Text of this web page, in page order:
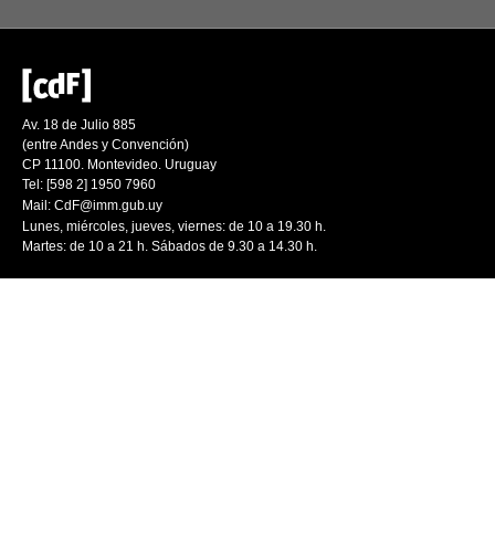
Av. 18 de Julio 885
(entre Andes y Convención)
CP 11100. Montevideo. Uruguay
Tel: [598 2] 1950 7960
Mail: CdF@imm.gub.uy
Lunes, miércoles, jueves, viernes: de 10 a 19.30 h.
Martes: de 10 a 21 h. Sábados de 9.30 a 14.30 h.